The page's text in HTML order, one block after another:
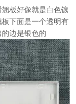
板好像就是白色镶
下面是一个透明有
边是银色的